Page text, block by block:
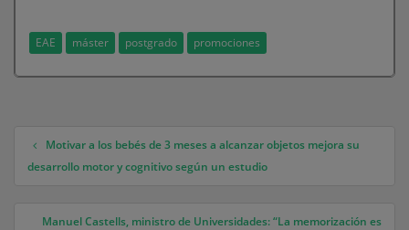
EAE máster postgrado promociones
Navegación de entradas
Motivar a los bebés de 3 meses a alcanzar objetos mejora su
desarrollo motor y cognitivo según un estudio
Manuel Castells, ministro de Universidades: “La memorización es